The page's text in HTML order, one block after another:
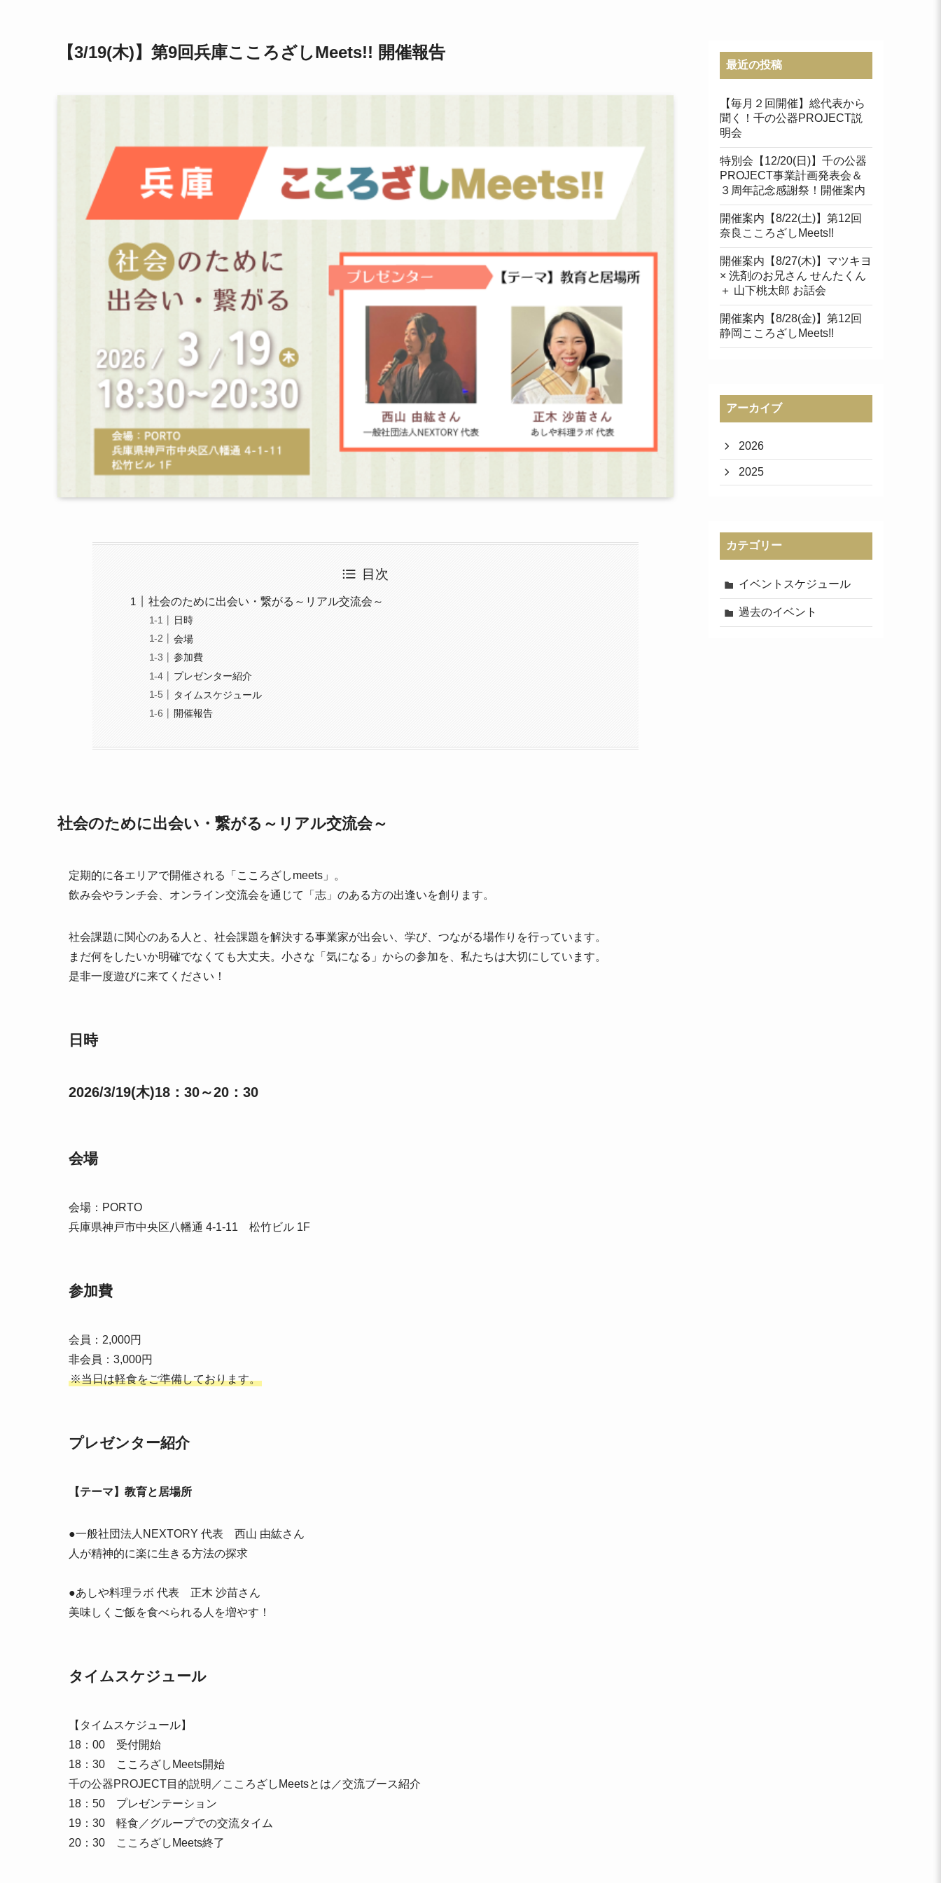
【3/19(木)】第9回兵庫こころざしMeets!! 開催報告
目次
社会のために出会い・繋がる～リアル交流会～
日時
会場
参加費
プレゼンター紹介
タイムスケジュール
開催報告
社会のために出会い・繋がる～リアル交流会～
定期的に各エリアで開催される「こころざしmeets」。
飲み会やランチ会、オンライン交流会を通じて「志」のある方の出逢いを創ります。
社会課題に関心のある人と、社会課題を解決する事業家が出会い、学び、つながる場作りを行っています。
まだ何をしたいか明確でなくても大丈夫。小さな「気になる」からの参加を、私たちは大切にしています。
是非一度遊びに来てください！
日時
2026/3/19(木)18：30～20：30
会場
会場：PORTO
兵庫県神戸市中央区八幡通 4-1-11 松竹ビル 1F
参加費
会員：2,000円
非会員：3,000円
※当日は軽食をご準備しております。
プレゼンター紹介
【テーマ】教育と居場所
●一般社団法人NEXTORY 代表 西山 由紘さん
人が精神的に楽に生きる方法の探求
●あしや料理ラボ 代表 正木 沙苗さん
美味しくご飯を食べられる人を増やす！
タイムスケジュール
【タイムスケジュール】
18：00 受付開始
18：30 こころざしMeets開始
千の公器PROJECT目的説明／こころざしMeetsとは／交流ブース紹介
18：50 プレゼンテーション
19：30 軽食／グループでの交流タイム
20：30 こころざしMeets終了
最近の投稿
【毎月２回開催】総代表から
聞く！千の公器PROJECT説
明会
特別会【12/20(日)】千の公器
PROJECT事業計画発表会＆
３周年記念感謝祭！開催案内
開催案内【8/22(土)】第12回
奈良こころざしMeets!!
開催案内【8/27(木)】マツキヨ
× 洗剤のお兄さん せんたくん
＋ 山下桃太郎 お話会
開催案内【8/28(金)】第12回
静岡こころざしMeets!!
アーカイブ
2026
2025
カテゴリー
イベントスケジュール
過去のイベント